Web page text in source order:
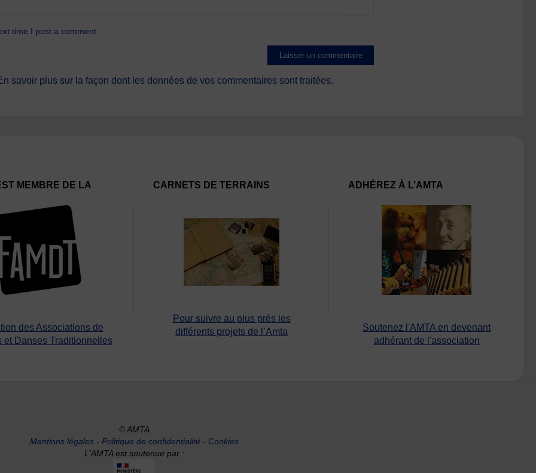
time I post a comment.
savoir plus sur la façon dont les données de vos commentaires sont traitées.
MEMBRE DE LA
des Associations de
et Danses Traditionnelles
CARNETS DE TERRAINS
Pour suivre au plus près les
différents projets de l’Amta
ADHÉREZ À L’AMTA
Soutenez l'AMTA en devenant
adhérant de l'association
© AMTA
Mentions légales- Politique de confidentialité - Cookies
L'AMTA est soutenue par :